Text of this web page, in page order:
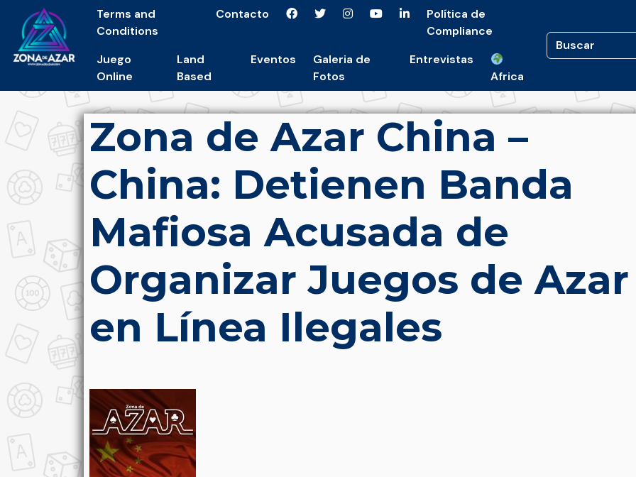
Terms and
Conditions
Contacto
Política de
Compliance
Juego
Online
Land
Based
Eventos
Galeria de
Fotos
Entrevistas
Africa
Zona de Azar China –
China: Detienen Banda
Mafiosa Acusada de
Organizar Juegos de Azar
en Línea Ilegales